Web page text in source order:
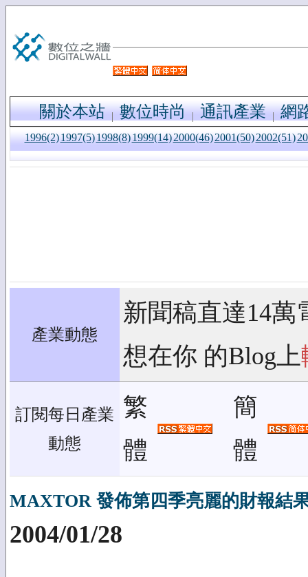
關於本站 數位時尚 通訊產業 網
1996(2)1997(5)1998(8)1999(14)2000(46)2001(50)2002(51)
產業動態
新聞稿直達14萬
想在你 的Blog上
訂閱每日產業
動態
繁
體
簡
體
MAXTOR 發佈第四季亮麗的財報結
2004/01/28